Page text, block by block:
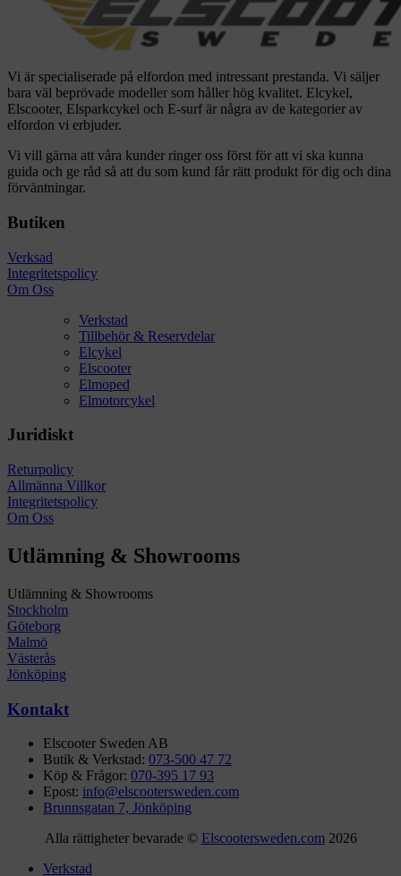
Vi är specialiserade på elfordon med intressant prestanda. Vi säljer
bara väl beprövade modeller som håller hög kvalitet. Elcykel,
Elscooter, Elsparkcykel och E-surf är några av de kategorier av
elfordon vi erbjuder.
Vi vill gärna att våra kunder ringer oss först för att vi ska kunna
guida och ge råd så att du som kund får rätt produkt för dig och dina
förväntningar.
Butiken
Verksad
Integritetspolicy
Om Oss
Verkstad
Tillbehör & Reservdelar
Elcykel
Elscooter
Elmoped
Elmotorcykel
Juridiskt
Returpolicy
Allmänna Villkor
Integritetspolicy
Om Oss
Utlämning & Showrooms
Utlämning & Showrooms
Stockholm
Göteborg
Malmö
Västerås
Jönköping
Kontakt
Elscooter Sweden AB
Butik & Verkstad: 073-500 47 72
Köp & Frågor: 070-395 17 93
Epost: info@elscootersweden.com
Brunnsgatan 7, Jönköping
Alla rättigheter bevarade © Elscootersweden.com 2026
Verkstad